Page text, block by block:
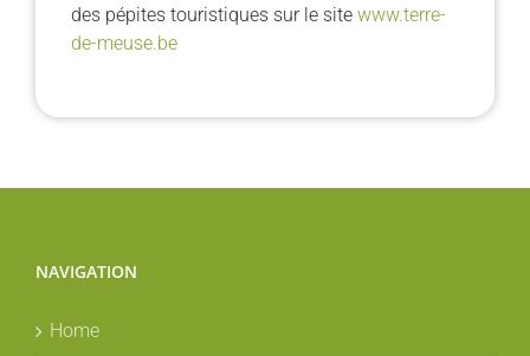
des pépites touristiques sur le site www.terre-
de-meuse.be
NAVIGATION
Home